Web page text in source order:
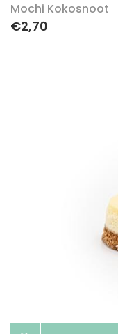
Mochi Kokosnoot
€2,70